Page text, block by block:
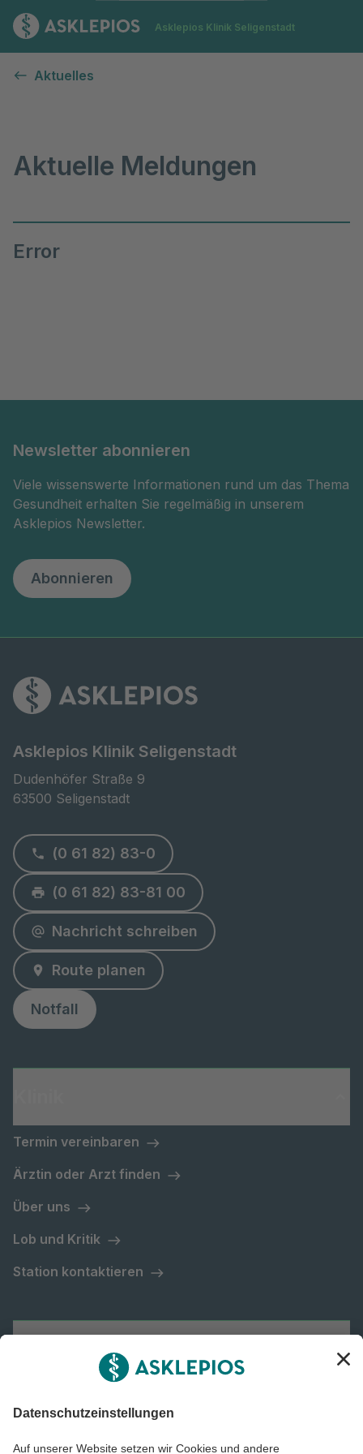
Zur Startseite
Asklepios Klinik Seligenstadt
Aktuelles
Aktuelle Meldungen
Error
Newsletter abonnieren
Viele wissenswerte Informationen rund um das Thema
Gesundheit erhalten Sie regelmäßig in unserem
Asklepios Newsletter.
Abonnieren
Asklepios Klinik Seligenstadt
Dudenhöfer Straße 9
63500 Seligenstadt
(0 61 82) 83-0
(0 61 82) 83-81 00
Nachricht schreiben
Route planen
Notfall
Termin vereinbaren
Ärztin oder Arzt finden
Über uns
Lob und Kritik
Station kontaktieren
Asklepios Gruppe